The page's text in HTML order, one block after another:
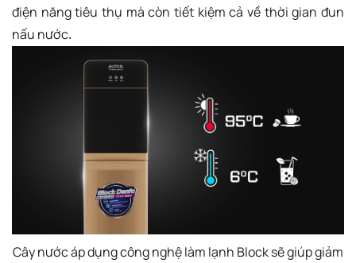
điện năng tiêu thụ mà còn tiết kiệm cả về thời gian đun
nấu nước.
Cây nước áp dụng công nghệ làm lạnh Block sẽ giúp giảm